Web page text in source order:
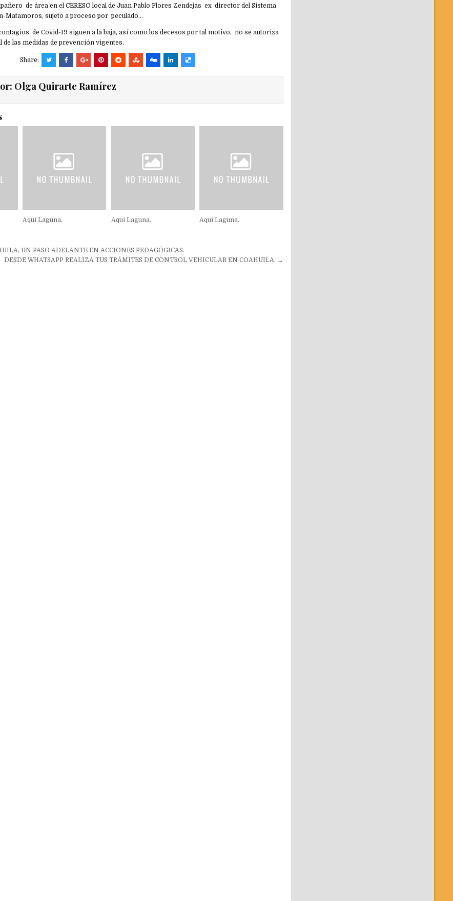
de área en el CERESO local de Juan Pablo Flores Zendejas ex director del Sistema
Matamoros, sujeto a proceso por peculado…
de Covid-19 siguen a la baja, así como los decesos por tal motivo, no se autoriza
las medidas de prevención vigentes.
Share:
Olga Quirarte Ramírez
Aquí Laguna. Aquí Laguna. Aquí Laguna.
UN PASO ADELANTE EN ACCIONES PEDAGÓGICAS.
DESDE WHATSAPP REALIZA TUS TRÁMITES DE CONTROL VEHICULAR EN COAHUILA. →